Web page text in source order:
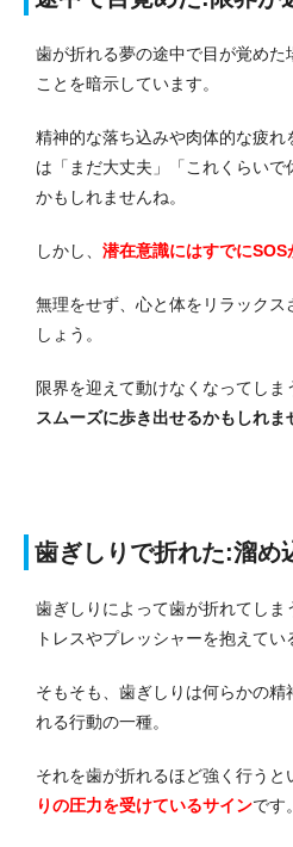
歯が折れる夢の途中で目が覚め
ことを暗示しています。
精神的な落ち込みや肉体的な疲れ
は「まだ大丈夫」「これくらいで
かもしれませんね。
しかし、 潜在意識にはすでにSOS
無理をせず、心と体をリラックス
しょう。
限界を迎えて動けなくなってしま
スムーズに歩き出せるかもしれま
歯ぎしりで折れた:溜め
歯ぎしりによって歯が折れてしま
トレスやプレッシャーを抱えてい
そもそも、歯ぎしりは何らかの精
れる行動の一種。
それを歯が折れるほど強く行うと
りの圧力を受けているサインです。